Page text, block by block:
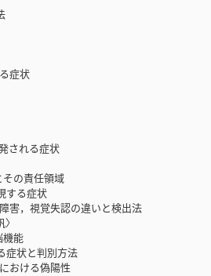
症状
される症状
の責任領域
する症状
，視覚失認の違いと検出法
能
状と判別方法
おける偽陽性